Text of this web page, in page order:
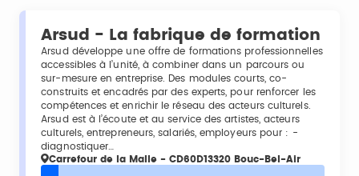
Arsud - La fabrique de formation
Arsud développe une offre de formations professionnelles
accessibles à l’unité, à combiner dans un parcours ou
sur-mesure en entreprise. Des modules courts, co-
construits et encadrés par des experts, pour renforcer les
compétences et enrichir le réseau des acteurs culturels.
Arsud est à l’écoute et au service des artistes, acteurs
culturels, entrepreneurs, salariés, employeurs pour : -
diagnostiquer…
Carrefour de la Malle - CD60D13320 Bouc-Bel-Air